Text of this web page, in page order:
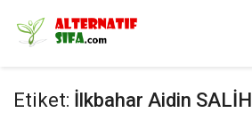
Etiket: İlkbahar Aidin SALİH